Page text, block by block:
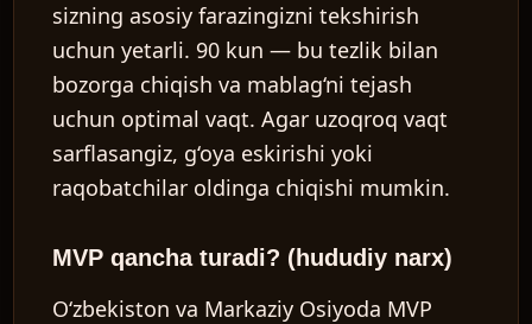
sizning asosiy farazingizni tekshirish
uchun yetarli. 90 kun — bu tezlik bilan
bozorga chiqish va mablag‘ni tejash
uchun optimal vaqt. Agar uzoqroq vaqt
sarflasangiz, g‘oya eskirishi yoki
raqobatchilar oldinga chiqishi mumkin.
MVP qancha turadi? (hududiy narx)
O‘zbekiston va Markaziy Osiyoda MVP